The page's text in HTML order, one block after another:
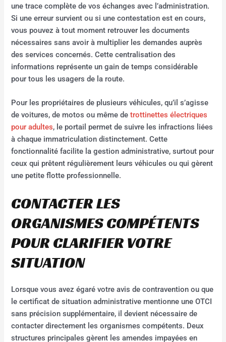
une trace complète de vos échanges avec l’administration.
Si une erreur survient ou si une contestation est en cours,
vous pouvez à tout moment retrouver les documents
nécessaires sans avoir à multiplier les demandes auprès
des services concernés. Cette centralisation des
informations représente un gain de temps considérable
pour tous les usagers de la route.
Pour les propriétaires de plusieurs véhicules, qu’il s’agisse
de voitures, de motos ou même detrottinettes électriques
pour adultes, le portail permet de suivre les infractions liées
à chaque immatriculation distinctement. Cette
fonctionnalité facilite la gestion administrative, surtout pour
ceux qui prêtent régulièrement leurs véhicules ou qui gèrent
une petite flotte professionnelle.
CONTACTER LES
ORGANISMES COMPÉTENTS
POUR CLARIFIER VOTRE
SITUATION
Lorsque vous avez égaré votre avis de contravention ou que
le certificat de situation administrative mentionne une OTCI
sans précision supplémentaire, il devient nécessaire de
contacter directement les organismes compétents. Deux
structures principales gèrent les amendes impayées en